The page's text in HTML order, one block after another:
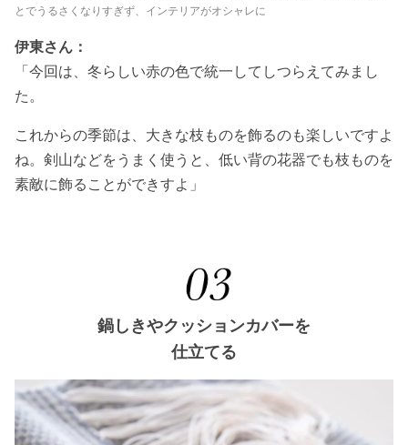
とでうるさくなりすぎず、インテリアがオシャレに
伊東さん：
「今回は、冬らしい赤の色で統一してしつらえてみまし
た。
これからの季節は、大きな枝ものを飾るのも楽しいですよ
ね。剣山などをうまく使うと、低い背の花器でも枝ものを
素敵に飾ることができすよ」
鍋しきやクッションカバーを
仕立てる